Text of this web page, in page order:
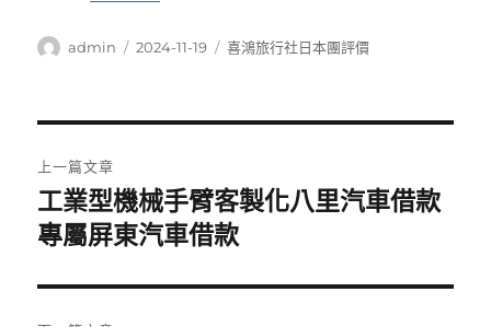
作
admin
發
2024-11-19
分
喜鴻旅行社日本團評價
章
導
覽
上一篇文章
上
一
文
章:
工業型機械手臂客製化八里汽車借款
專屬屏東汽車借款